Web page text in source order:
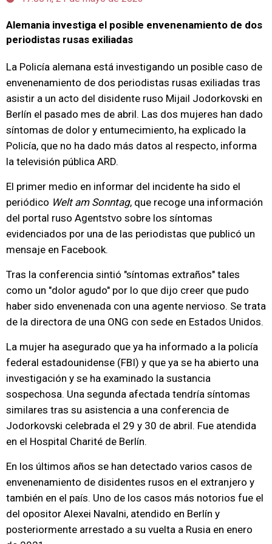
Alemania investiga el posible envenenamiento de dos
periodistas rusas exiliadas
La Policía alemana está investigando un posible caso de
envenenamiento de dos periodistas rusas exiliadas tras
asistir a un acto del disidente ruso Mijail Jodorkovski en
Berlín el pasado mes de abril. Las dos mujeres han dado
síntomas de dolor y entumecimiento, ha explicado la
Policía, que no ha dado más datos al respecto, informa
la televisión pública ARD.
El primer medio en informar del incidente ha sido el
periódico Welt am Sonntag, que recoge una información
del portal ruso Agentstvo sobre los síntomas
evidenciados por una de las periodistas que publicó un
mensaje en Facebook.
Tras la conferencia sintió "síntomas extraños" tales
como un "dolor agudo" por lo que dijo creer que pudo
haber sido envenenada con una agente nervioso. Se trata
de la directora de una ONG con sede en Estados Unidos.
La mujer ha asegurado que ya ha informado a la policía
federal estadounidense (FBI) y que ya se ha abierto una
investigación y se ha examinado la sustancia
sospechosa. Una segunda afectada tendría síntomas
similares tras su asistencia a una conferencia de
Jodorkovski celebrada el 29 y 30 de abril. Fue atendida
en el Hospital Charité de Berlín.
En los últimos años se han detectado varios casos de
envenenamiento de disidentes rusos en el extranjero y
también en el país. Uno de los casos más notorios fue el
del opositor Alexei Navalni, atendido en Berlín y
posteriormente arrestado a su vuelta a Rusia en enero